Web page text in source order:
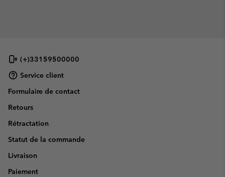
(+)33159500000
Service client
Formulaire de contact
Retours
Rétractation
Statut de la commande
Livraison
Paiement